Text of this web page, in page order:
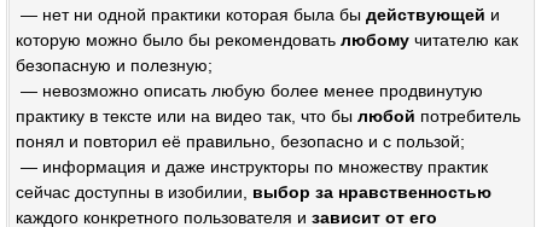
— нет ни одной практики которая была бы действующей и
которую можно было бы рекомендовать любому читателю как
безопасную и полезную;
— невозможно описать любую более менее продвинутую
практику в тексте или на видео так, что бы любой потребитель
понял и повторил её правильно, безопасно и с пользой;
— информация и даже инструкторы по множеству практик
сейчас доступны в изобилии, выбор за нравственностью
каждого конкретного пользователя и зависит от его